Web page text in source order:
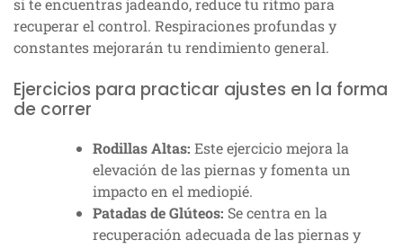
si te encuentras jadeando, reduce tu ritmo para
recuperar el control. Respiraciones profundas y
constantes mejorarán tu rendimiento general.
Ejercicios para practicar ajustes en la forma
de correr
Rodillas Altas: Este ejercicio mejora la
elevación de las piernas y fomenta un
impacto en el mediopié.
Patadas de Glúteos: Se centra en la
recuperación adecuada de las piernas y